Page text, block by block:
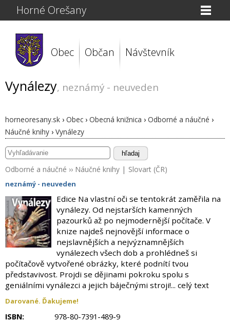
Horné Orešany
Obec Občan Návštevník
Vynálezy, neznámý - neuveden
horneoresany.sk › Obec › Obecná knižnica › Odborné a náučné ›
Náučné knihy › Vynálezy
hľadaj
Odborné a náučné ›› Náučné knihy | Slovart (ČR)
neznámý - neuveden
Edice Na vlastní oči se tentokrát zaměřila na
vynálezy. Od nejstarších kamenných
pazourků až po nejmodernější počítače. V
knize najdeš nejnovější informace o
nejslavnějších a nejvýznamnějších
vynálezech všech dob a prohlédneš si
počítačově vytvořené obrázky, které podnítí tvou
představivost. Projdi se dějinami pokroku spolu s
geniálními vynálezci a jejich báječnými stroji!... celý text
Darované. Ďakujeme!
ISBN:
978-80-7391-489-9